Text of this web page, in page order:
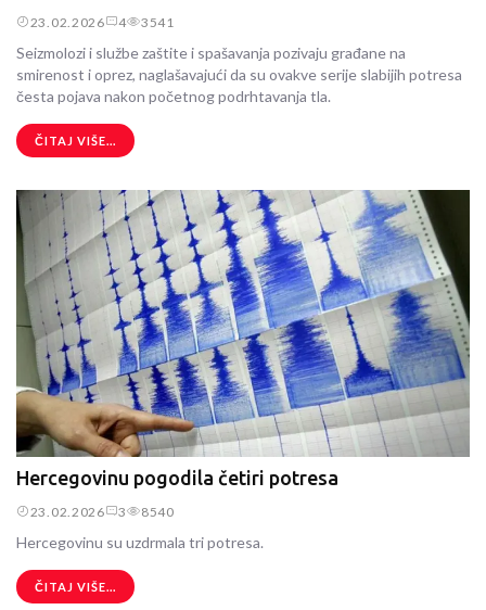
23.02.2026 4 3541
Seizmolozi i službe zaštite i spašavanja pozivaju građane na
smirenost i oprez, naglašavajući da su ovakve serije slabijih potresa
česta pojava nakon početnog podrhtavanja tla.
ČITAJ VIŠE...
Hercegovinu pogodila četiri potresa
23.02.2026 3 8540
Hercegovinu su uzdrmala tri potresa.
ČITAJ VIŠE...